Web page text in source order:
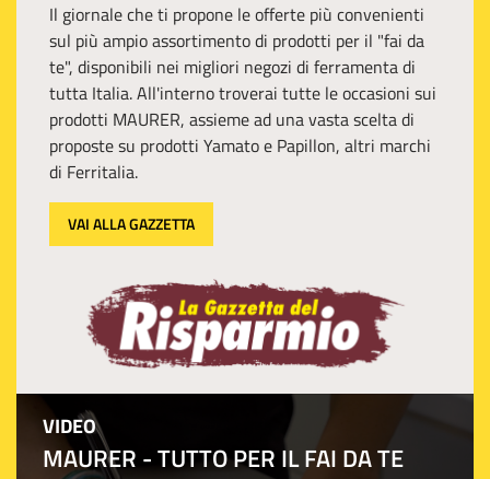
Il giornale che ti propone le offerte più convenienti
sul più ampio assortimento di prodotti per il "fai da
te", disponibili nei migliori negozi di ferramenta di
tutta Italia. All'interno troverai tutte le occasioni sui
prodotti MAURER, assieme ad una vasta scelta di
proposte su prodotti Yamato e Papillon, altri marchi
di Ferritalia.
VAI ALLA GAZZETTA
VIDEO
MAURER - TUTTO PER IL FAI DA TE